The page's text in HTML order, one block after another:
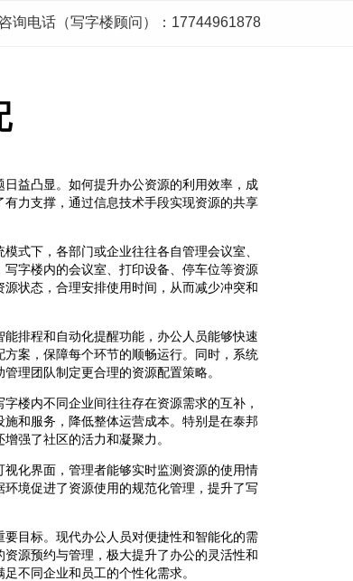
咨询电话（写字楼顾问）：17744961878
益凸显。如何提升办公资源的利用效率，成
力支撑，通过信息技术手段实现资源的共享
式下，各部门或企业往往各自管理会议室、
字楼内的会议室、打印设备、停车位等资源
状态，合理安排使用时间，从而减少冲突和
排程和自动化提醒功能，办公人员能够快速
案，保障每个环节的顺畅运行。同时，系统
理团队制定更合理的资源配置策略。
楼内不同企业间往往存在资源需求的互补，
和服务，降低整体运营成本。特别是在泰邦
强了社区的活力和凝聚力。
化界面，管理者能够实时监测资源的使用情
境促进了资源使用的规范化管理，提升了写
目标。现代办公人员对便捷性和智能化的需
源预约与管理，极大提升了办公的灵活性和
不同企业和员工的个性化需求。